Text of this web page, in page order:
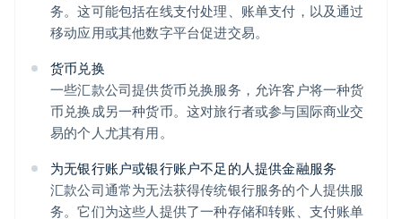
务。这可能包括在线支付处理、账单支付，以及通过
移动应用或其他数字平台促进交易。
货币兑换
一些汇款公司提供货币兑换服务，允许客户将一种货
币兑换成另一种货币。这对旅行者或参与国际商业交
易的个人尤其有用。
为无银行账户或银行账户不足的人提供金融服务
汇款公司通常为无法获得传统银行服务的个人提供服
务。它们为这些人提供了一种存储和转账、支付账单